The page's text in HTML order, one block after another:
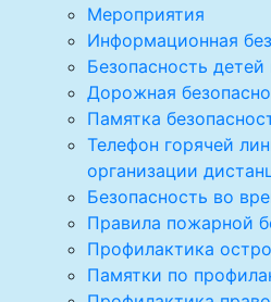
Мероприятия
Информационная
Безопасность
Дорожная
Памятка
Телефон горячей
организации
Безопасность во
Правила пожарной
Профилактика
Памятки по